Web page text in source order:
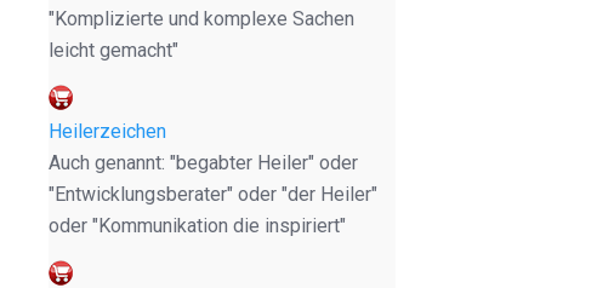
"Komplizierte und komplexe Sachen
leicht gemacht"
Heilerzeichen
Auch genannt: "begabter Heiler" oder
"Entwicklungsberater" oder "der Heiler"
oder "Kommunikation die inspiriert"